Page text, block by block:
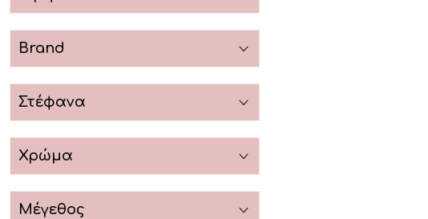
Brand
Στέφανα
Χρώμα
Μέγεθος